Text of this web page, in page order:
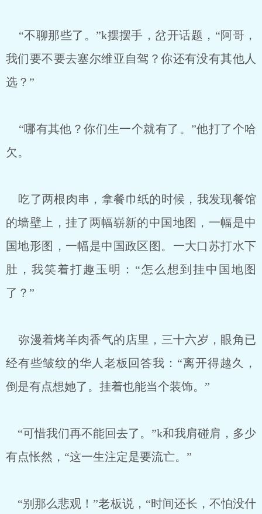
“不聊那些了。”k摆摆手，岔开话题，“阿哥，
我们要不要去塞尔维亚自驾？你还有没有其他人
选？”
“哪有其他？你们生一个就有了。”他打了个哈
欠。
吃了两根肉串，拿餐巾纸的时候，我发现餐馆
的墙壁上，挂了两幅崭新的中国地图，一幅是中
国地形图，一幅是中国政区图。一大口苏打水下
肚，我笑着打趣玉明：“怎么想到挂中国地图
了？”
弥漫着烤羊肉香气的店里，三十六岁，眼角已
经有些皱纹的华人老板回答我：“离开得越久，
倒是有点想她了。挂着也能当个装饰。”
“可惜我们再不能回去了。”k和我肩碰肩，多少
有点怅然，“这一生注定是要流亡。”
“别那么悲观！”老板说，“时间还长，不怕没什